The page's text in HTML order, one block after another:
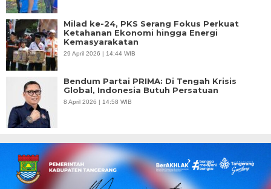
Milad ke-24, PKS Serang Fokus Perkuat
Ketahanan Ekonomi hingga Energi
Kemasyarakatan
29 April 2026 | 14:44 WIB
Bendum Partai PRIMA: Di Tengah Krisis
Global, Indonesia Butuh Persatuan
8 April 2026 | 14:58 WIB